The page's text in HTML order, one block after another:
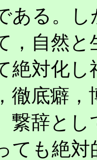
ある。
，自然
絶対化
徹底癖
繋辞とし
ても絶